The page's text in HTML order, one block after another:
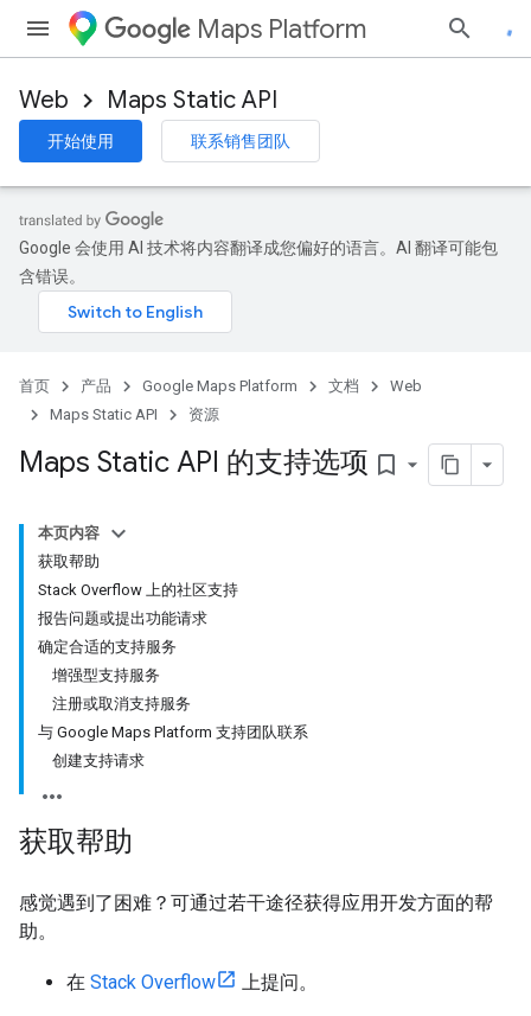
Maps Platform
Web Maps Static API
开始使用 联系销售团队
Google 会使用 AI 技术将内容翻译成您偏好的语言。AI 翻译可能包
含错误。
首页 产品 Google Maps Platform 文档
Web
Maps Static API
资源
Maps Static API 的支持选项 bookmark_border
本页内容
获取帮助
Stack Overflow 上的社区支持
报告问题或提出功能请求
确定合适的支持服务
增强型支持服务
注册或取消支持服务
与 Google Maps Platform 支持团队联系
创建支持请求
获取帮助
感觉遇到了困难？可通过若干途径获得应用开发方面的帮
助。
在 Stack Overflow 上提问。